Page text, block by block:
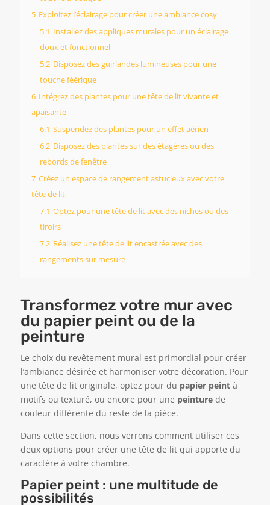
5 Exploitez l’éclairage pour créer une ambiance cosy
5.1 Installez des appliques murales pour un éclairage
doux et fonctionnel
5.2 Disposez des guirlandes lumineuses pour une
touche féérique
6 Intégrez des plantes pour une tête de lit vivante et
apaisante
6.1 Suspendez des plantes pour un effet aérien
6.2 Disposez des plantes sur des étagères ou des
rebords de fenêtre
7 Créez un espace de rangement astucieux avec votre
tête de lit
7.1 Optez pour une tête de lit avec des niches ou des
tiroirs
7.2 Réalisez une tête de lit encastrée avec des
rangements sur mesure
Transformez votre mur avec
du papier peint ou de la
peinture
Le choix du revêtement mural est primordial pour créer
l’ambiance désirée et harmoniser votre décoration. Pour
une tête de lit originale, optez pour du papier peintà
motifs ou texturé, ou encore pour une peinturede
couleur différente du reste de la pièce.
Dans cette section, nous verrons comment utiliser ces
deux options pour créer une tête de lit qui apporte du
caractère à votre chambre.
Papier peint : une multitude de
possibilités